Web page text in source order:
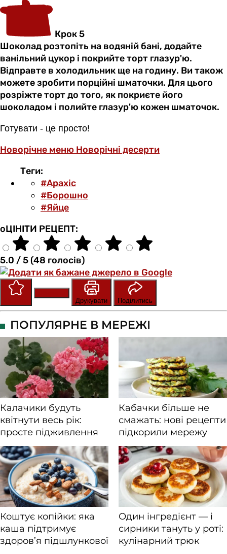
Крок 5
Шоколад розтопіть на водяній бані, додайте
ванільний цукор і покрийте торт глазур'ю.
Відправте в холодильник ще на годину. Ви також
можете зробити порційні шматочки. Для цього
розріжте торт до того, як покриєте його
шоколадом і полийте глазур'ю кожен шматочок.
Готувати - це просто!
Новорічне меню Новорічні десерти
Теги:
#Арахіс
#Борошно
#Яйце
оЦІНІТИ РЕЦЕПТ:
5.0 / 5 (48 голосів)
Друкувати
Поділитись